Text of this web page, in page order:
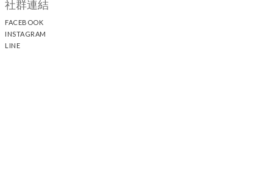
社群連結
FACEBOOK
INSTAGRAM
LINE